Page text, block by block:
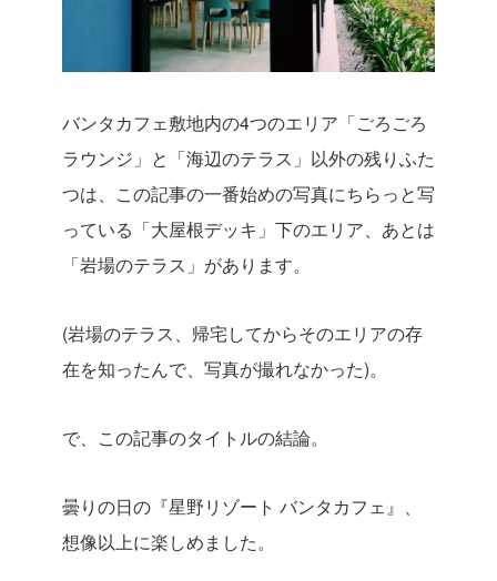
バンタカフェ敷地内の4つのエリア「ごろごろ
ラウンジ」と「海辺のテラス」以外の残りふた
つは、この記事の一番始めの写真にちらっと写
っている「大屋根デッキ」下のエリア、あとは
「岩場のテラス」があります。
(岩場のテラス、帰宅してからそのエリアの存
在を知ったんで、写真が撮れなかった)。
で、この記事のタイトルの結論。
曇りの日の『星野リゾート バンタカフェ』、
想像以上に楽しめました。